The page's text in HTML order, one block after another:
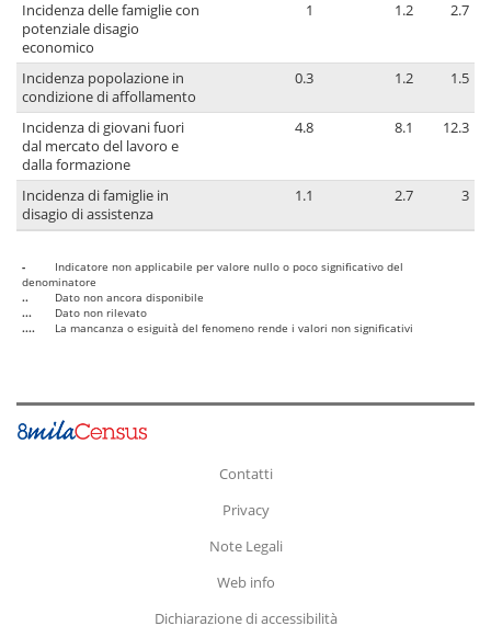
Incidenza delle famiglie con
potenziale disagio
economico
1 1.2 2.7
Incidenza popolazione in
condizione di affollamento
0.3 1.2 1.5
Incidenza di giovani fuori
dal mercato del lavoro e
dalla formazione
4.8 8.1 12.3
Incidenza di famiglie in
disagio di assistenza
1.1 2.7 3
-
Indicatore non applicabile per valore nullo o poco significativo del
denominatore
..
Dato non ancora disponibile
...
Dato non rilevato
....
La mancanza o esiguità del fenomeno rende i valori non significativi
Contatti
Privacy
Note Legali
Web info
Dichiarazione di accessibilità